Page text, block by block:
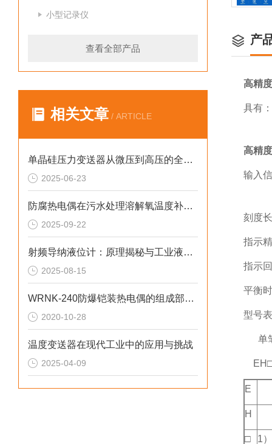
小型记录仪
查看全部产品
相关文章 / ARTICLE
单晶硅压力变送器从微压到高压的全场景适配
2025-06-23
防腐热电偶在污水处理溶解氧温度补偿中的技术原理与应用解析
2025-09-22
射频导纳液位计：原理揭秘与工业液位测量的精准之道
2025-08-15
WRNK-240防爆铠装热电偶的组成部分和产品特点
2020-10-28
温度变送器在现代工业中的应用与挑战
2025-04-09
产
高精
具有
高精
输入
刻度
指示
指示
平衡
型号
单
E
H
□ 1